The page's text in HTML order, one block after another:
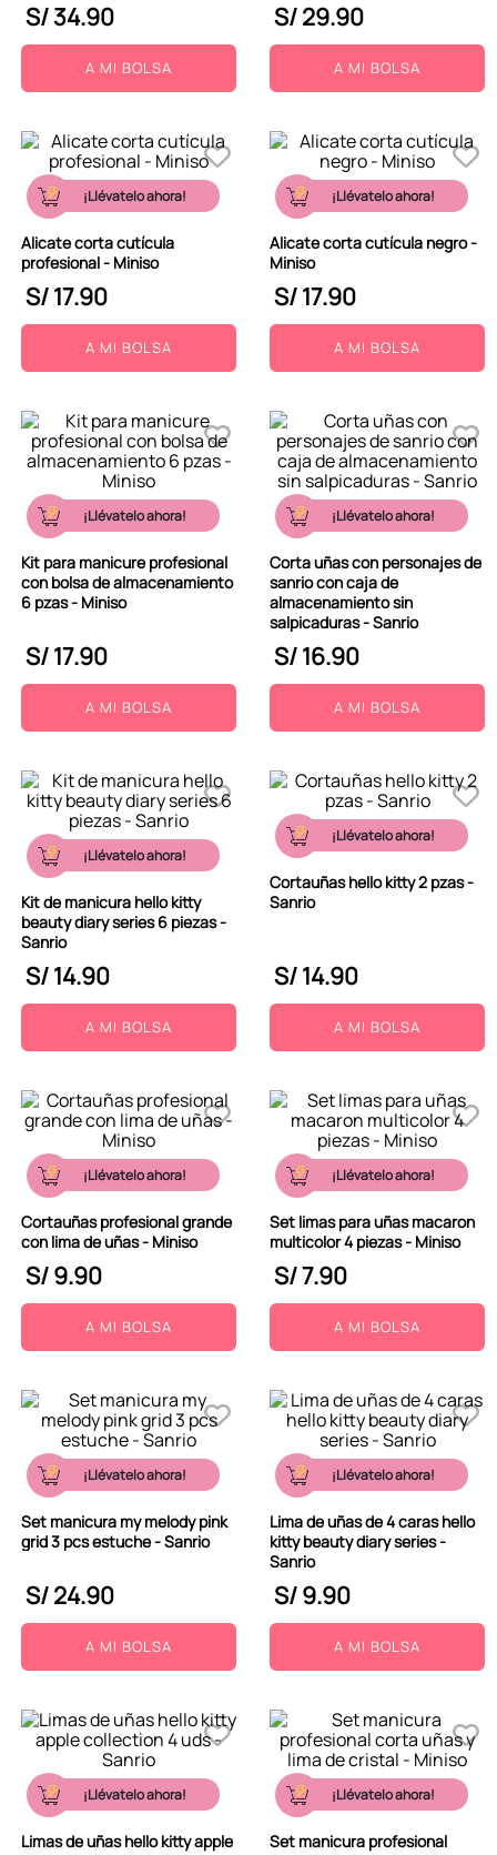
S/34.90
A MI BOLSA
S/29.90
A MI BOLSA
¡Llévatelo ahora!
Alicate corta cutícula
profesional - Miniso
S/17.90
A MI BOLSA
¡Llévatelo ahora!
Alicate corta cutícula negro -
Miniso
S/17.90
A MI BOLSA
¡Llévatelo ahora!
Kit para manicure profesional
con bolsa de almacenamiento
6 pzas - Miniso
S/17.90
A MI BOLSA
¡Llévatelo ahora!
Corta uñas con personajes de
sanrio con caja de
almacenamiento sin
salpicaduras - Sanrio
S/16.90
A MI BOLSA
¡Llévatelo ahora!
Kit de manicura hello kitty
beauty diary series 6 piezas -
Sanrio
S/14.90
A MI BOLSA
¡Llévatelo ahora!
Cortauñas hello kitty 2 pzas -
Sanrio
S/14.90
A MI BOLSA
¡Llévatelo ahora!
Cortauñas profesional grande
con lima de uñas - Miniso
S/9.90
A MI BOLSA
¡Llévatelo ahora!
Set limas para uñas macaron
multicolor 4 piezas - Miniso
S/7.90
A MI BOLSA
¡Llévatelo ahora!
Set manicura my melody pink
grid 3 pcs estuche - Sanrio
S/24.90
A MI BOLSA
¡Llévatelo ahora!
Lima de uñas de 4 caras hello
kitty beauty diary series -
Sanrio
S/9.90
A MI BOLSA
¡Llévatelo ahora!
Limas de uñas hello kitty apple
¡Llévatelo ahora!
Set manicura profesional